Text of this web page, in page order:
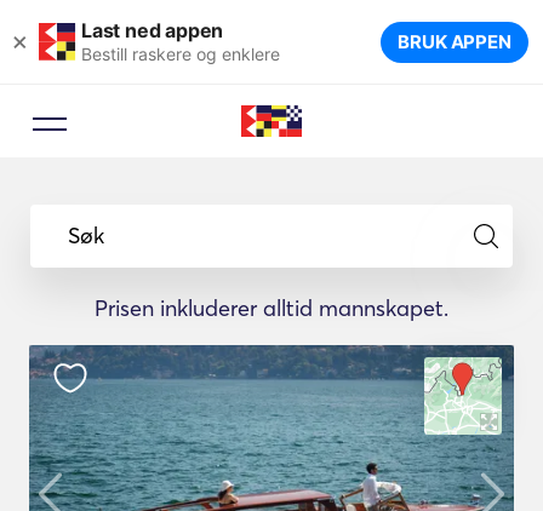
× Last ned appen
Bestill raskere og enklere BRUK APPEN
Søk
Prisen inkluderer alltid mannskapet.